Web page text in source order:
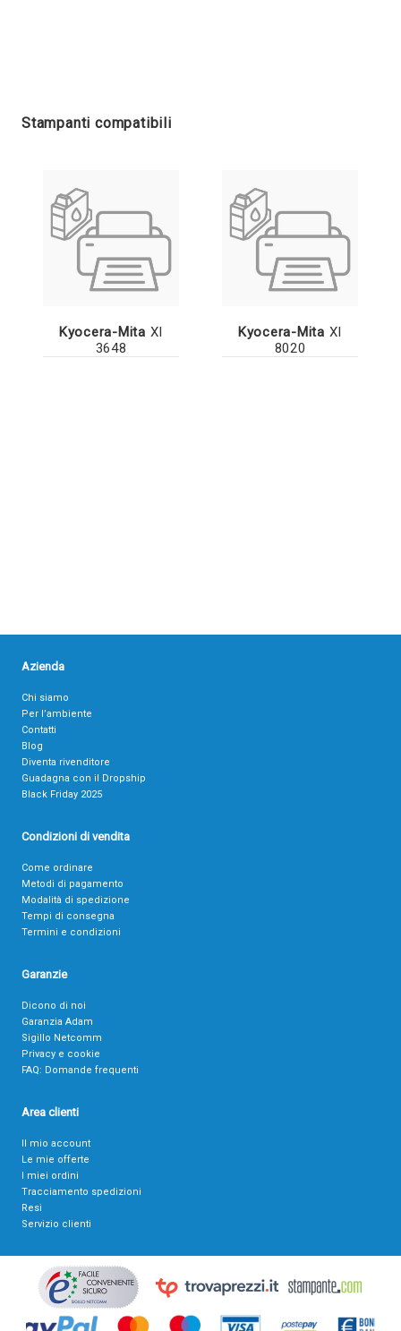
Stampanti compatibili
Kyocera-Mita XI
3648
Kyocera-Mita XI
8020
Azienda
Chi siamo
Per l’ambiente
Contatti
Blog
Diventa rivenditore
Guadagna con il Dropship
Black Friday 2025
Condizioni di vendita
Come ordinare
Metodi di pagamento
Modalità di spedizione
Tempi di consegna
Termini e condizioni
Garanzie
Dicono di noi
Garanzia Adam
Sigillo Netcomm
Privacy e cookie
FAQ: Domande frequenti
Area clienti
Il mio account
Le mie offerte
I miei ordini
Tracciamento spedizioni
Resi
Servizio clienti